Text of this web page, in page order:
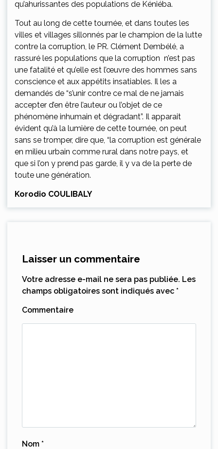
qu’ahurissantes des populations de Kéniéba.
Tout au long de cette tournée, et dans toutes les
villes et villages sillonnés par le champion de la lutte
contre la corruption, le PR. Clément Dembélé, a
rassuré les populations que la corruption n’est pas
une fatalité et qu’elle est l’œuvre des hommes sans
conscience et aux appétits insatiables. Il les a
demandés de “s’unir contre ce mal de ne jamais
accepter d’en être l’auteur ou l’objet de ce
phénomène inhumain et dégradant”. Il apparait
évident qu’à la lumière de cette tournée, on peut
sans se tromper, dire que, “la corruption est générale
en milieu urbain comme rural dans notre pays, et
que si l’on y prend pas garde, il y va de la perte de
toute une génération.
Korodio COULIBALY
Laisser un commentaire
Votre adresse e-mail ne sera pas publiée. Les
champs obligatoires sont indiqués avec *
Commentaire
Nom *